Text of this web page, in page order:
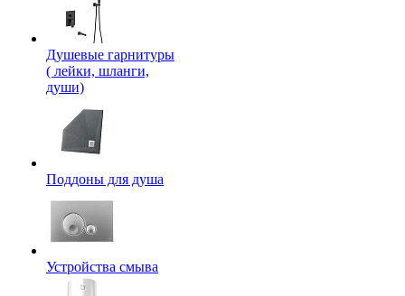
Душевые гарнитуры
( лейки, шланги,
души)
Поддоны для душа
Устройства смыва